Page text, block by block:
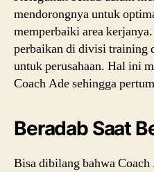
mendorongnya untuk
memperbaiki area
perbaikan di divisi training
untuk perusahaan. Hal ini
Coach Ade sehingga
Beradab Saat
Bisa dibilang bahwa Coach